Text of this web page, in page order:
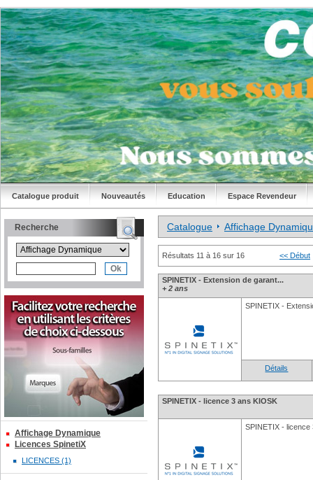
Catalogue produit Nouveautés Education Espace Revendeur
Recherche
Affichage Dynamique
Licences SpinetiX
LICENCES (1)
Catalogue Affichage
Résultats 11 à 16 sur 16 << Début
SPINETIX - Extension de garant...
+ 2 ans
SPINETIX -
Détails
SPINETIX - licence 3 ans KIOSK
SPINETIX - licence